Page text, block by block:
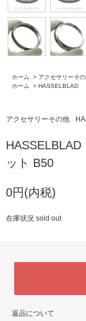
ホーム > アクセサリーそ
ホーム
> HASSELBLAD
アクセサリーその他
ット B50
0円(内税)
在庫状況 sold out
返品について